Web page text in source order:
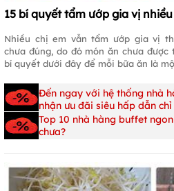
15 bí quyết tẩm ướp gia vị
Nhiều chị em vẫn tẩm ướp gia vị
chưa đúng, do đó món ăn chưa được
bí quyết dưới đây để mỗi bữa ăn là
Đến ngay với hệ thống nhà
nhận ưu đãi siêu hấp dẫn
Top 10 nhà hàng buffet
chưa?